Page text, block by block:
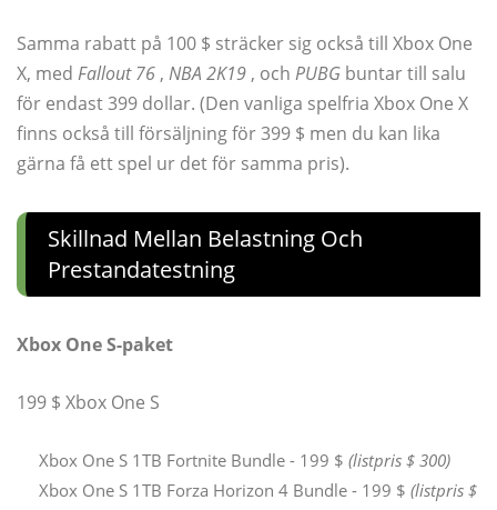
Samma rabatt på 100 $ sträcker sig också till Xbox One
X, med Fallout 76 , NBA 2K19 , och PUBG buntar till salu
för endast 399 dollar. (Den vanliga spelfria Xbox One X
finns också till försäljning för 399 $ men du kan lika
gärna få ett spel ur det för samma pris).
Skillnad Mellan Belastning Och
Prestandatestning
Xbox One S-paket
199 $ Xbox One S
Xbox One S 1TB Fortnite Bundle - 199 $ (listpris $ 300)
Xbox One S 1TB Forza Horizon 4 Bundle - 199 $ (listpris $